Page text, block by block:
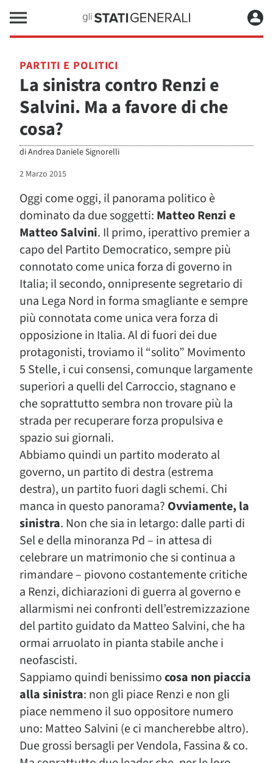
PARTITI E POLITICI
La sinistra contro Renzi e
Salvini. Ma a favore di che
cosa?
diAndrea Daniele Signorelli
2 Marzo 2015
Oggi come oggi, il panorama politico è
dominato da due soggetti: Matteo Renzi e
Matteo Salvini. Il primo, iperattivo premier a
capo del Partito Democratico, sempre più
connotato come unica forza di governo in
Italia; il secondo, onnipresente segretario di
una Lega Nord in forma smagliante e sempre
più connotata come unica vera forza di
opposizione in Italia. Al di fuori dei due
protagonisti, troviamo il “solito” Movimento
5 Stelle, i cui consensi, comunque largamente
superiori a quelli del Carroccio, stagnano e
che soprattutto sembra non trovare più la
strada per recuperare forza propulsiva e
spazio sui giornali.
Abbiamo quindi un partito moderato al
governo, un partito di destra (estrema
destra), un partito fuori dagli schemi. Chi
manca in questo panorama? Ovviamente, la
sinistra. Non che sia in letargo: dalle parti di
Sel e della minoranza Pd – in attesa di
celebrare un matrimonio che si continua a
rimandare – piovono costantemente critiche
a Renzi, dichiarazioni di guerra al governo e
allarmismi nei confronti dell’estremizzazione
del partito guidato da Matteo Salvini, che ha
ormai arruolato in pianta stabile anche i
neofascisti.
Sappiamo quindi benissimocosa non piaccia
alla sinistra: non gli piace Renzi e non gli
piace nemmeno il suo oppositore numero
uno: Matteo Salvini (e ci mancherebbe altro).
Due grossi bersagli per Vendola, Fassina & co.